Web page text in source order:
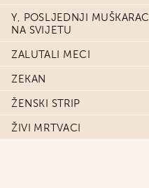
Y, POSLJEDNJI MUŠKARAC
NA SVIJETU
ZALUTALI MECI
ZEKAN
ŽENSKI STRIP
ŽIVI MRTVACI